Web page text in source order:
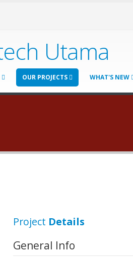
OUR PROJECTS WHAT'S NEW
Project Details
General Info